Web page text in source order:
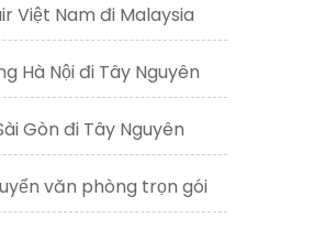
Việt Nam đi Malaysia
Hà Nội đi Tây Nguyên
Gòn đi Tây Nguyên
văn phòng trọn gói